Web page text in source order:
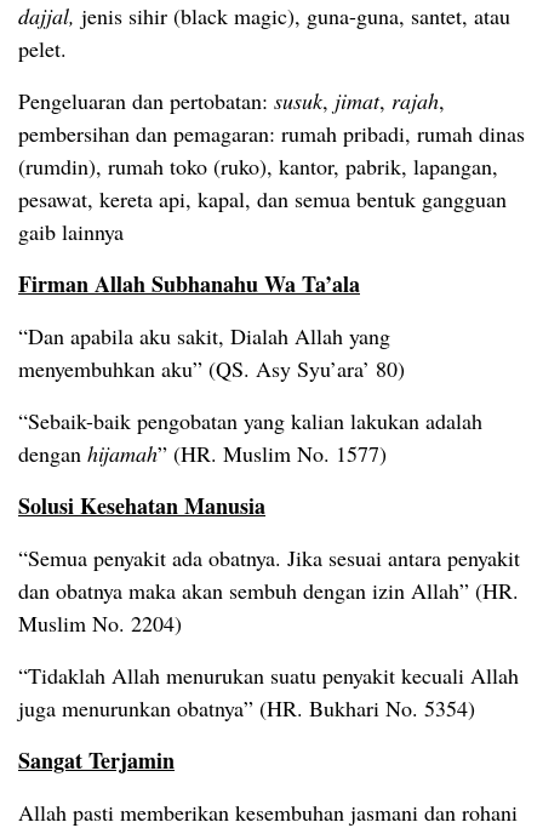
dajjal, jenis sihir (black magic), guna-guna, santet, atau
pelet.
Pengeluaran dan pertobatan: susuk, jimat, rajah,
pembersihan dan pemagaran: rumah pribadi, rumah dinas
(rumdin), rumah toko (ruko), kantor, pabrik, lapangan,
pesawat, kereta api, kapal, dan semua bentuk gangguan
gaib lainnya
Firman Allah Subhanahu Wa Ta’ala
“Dan apabila aku sakit, Dialah Allah yang
menyembuhkan aku” (QS. Asy Syu’ara’ 80)
“Sebaik-baik pengobatan yang kalian lakukan adalah
dengan hijamah” (HR. Muslim No. 1577)
Solusi Kesehatan Manusia
“Semua penyakit ada obatnya. Jika sesuai antara penyakit
dan obatnya maka akan sembuh dengan izin Allah” (HR.
Muslim No. 2204)
“Tidaklah Allah menurukan suatu penyakit kecuali Allah
juga menurunkan obatnya” (HR. Bukhari No. 5354)
Sangat Terjamin
Allah pasti memberikan kesembuhan jasmani dan rohani